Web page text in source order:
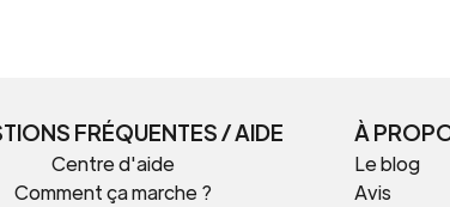
FRÉQUENTES / AIDE
Centre d'aide
Comment ça marche ?
À
Le blog
Avis